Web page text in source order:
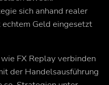
sich anhand realer
Geld eingesetzt
FX Replay verbinden
der Handelsausführung